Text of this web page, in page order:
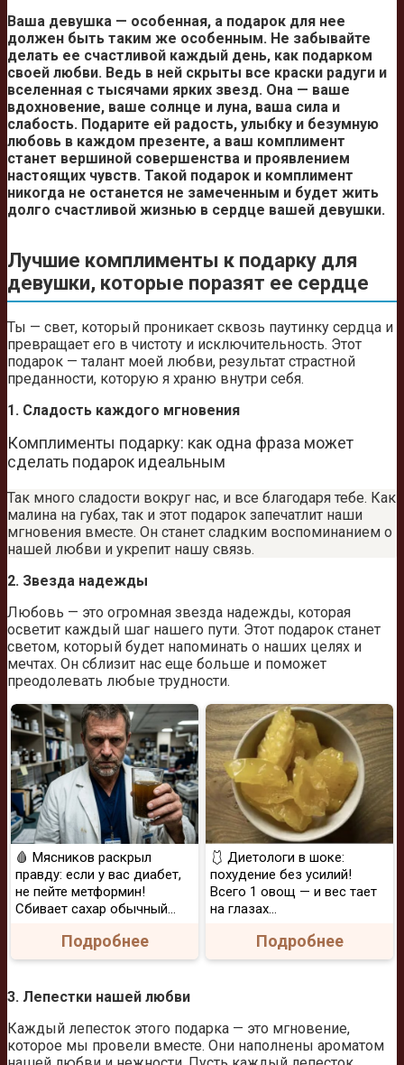
Ваша девушка — особенная, а подарок для нее
должен быть таким же особенным. Не забывайте
делать ее счастливой каждый день, как подарком
своей любви. Ведь в ней скрыты все краски радуги и
вселенная с тысячами ярких звезд. Она — ваше
вдохновение, ваше солнце и луна, ваша сила и
слабость. Подарите ей радость, улыбку и безумную
любовь в каждом презенте, а ваш комплимент
станет вершиной совершенства и проявлением
настоящих чувств. Такой подарок и комплимент
никогда не останется не замеченным и будет жить
долго счастливой жизнью в сердце вашей девушки.
Лучшие комплименты к подарку для
девушки, которые поразят ее сердце
Ты — свет, который проникает сквозь паутинку сердца и
превращает его в чистоту и исключительность. Этот
подарок — талант моей любви, результат страстной
преданности, которую я храню внутри себя.
1. Сладость каждого мгновения
Комплименты подарку: как одна фраза может
сделать подарок идеальным
Так много сладости вокруг нас, и все благодаря тебе. Как
малина на губах, так и этот подарок запечатлит наши
мгновения вместе. Он станет сладким воспоминанием о
нашей любви и укрепит нашу связь.
2. Звезда надежды
Любовь — это огромная звезда надежды, которая
осветит каждый шаг нашего пути. Этот подарок станет
светом, который будет напоминать о наших целях и
мечтах. Он сблизит нас еще больше и поможет
преодолевать любые трудности.
🩸 Мясников раскрыл
правду: если у вас диабет,
не пейте метформин!
Сбивает сахар обычный...
Подробнее
🩱 Диетологи в шоке:
похудение без усилий!
Всего 1 овощ — и вес тает
на глазах…
Подробнее
3. Лепестки нашей любви
Каждый лепесток этого подарка — это мгновение,
которое мы провели вместе. Они наполнены ароматом